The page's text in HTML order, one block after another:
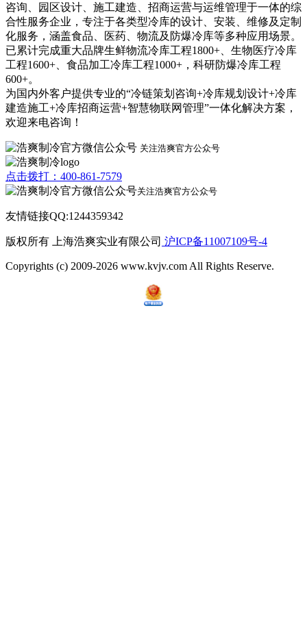
咨询、园区设计、施工建造、招商运营与运维管理于一体的综
合性服务企业，专注于各类型冷库的设计、安装、维修及定制
化服务，涵盖食品、医药、物流及防爆冷库等多种应用场景。
已累计完成重大品牌生鲜物流冷库工程1800+、生物医疗冷库
工程1600+、食品加工冷库工程1000+，科研防爆冷库工程
600+。
为国内外客户提供专业的“冷链策划咨询+冷库规划设计+冷库
建造施工+冷库招商运营+智慧物联网管理”一体化解决方案，
欢迎来电咨询！
关注浩爽官方公众号
点击拨打：400-861-7579
关注浩爽官方公众号
友情链接QQ:1244359342
版权所有 上海浩爽实业有限公司 沪ICP备11007109号-4
Copyrights (c) 2009-2026 www.kvjv.com All Rights Reserve.